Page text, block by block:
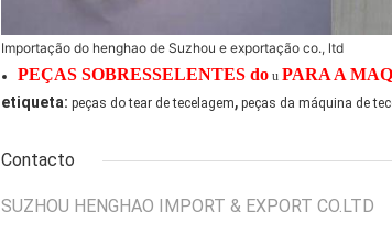
Importação do henghao de Suzhou e exportação co., ltd
PEÇAS SOBRESSELENTES do u PARA A
etiqueta: peças do tear de tecelagem, peças da máquina de
Contacto
SUZHOU HENGHAO IMPORT & EXPORT CO.LTD